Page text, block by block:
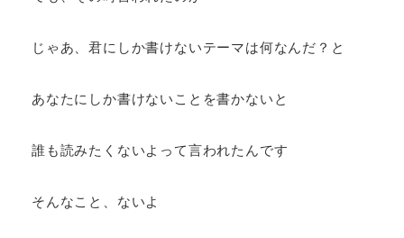
じゃあ、君にしか書けないテーマは何なんだ？と
あなたにしか書けないことを書かないと
誰も読みたくないよって言われたんです
そんなこと、ないよ